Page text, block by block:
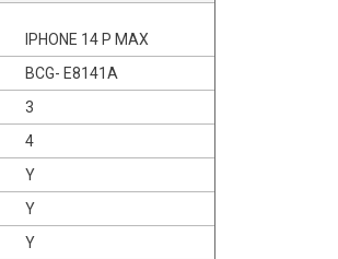
IPHONE 14 P MAX
BCG- E8141A
3
4
Y
Y
Y